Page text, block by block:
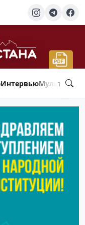
Интервью